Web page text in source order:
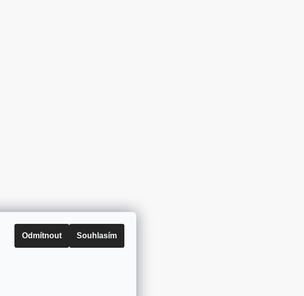
Odmítnout Souhlasím